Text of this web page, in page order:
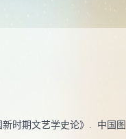
时期文艺学史论》. 中国图